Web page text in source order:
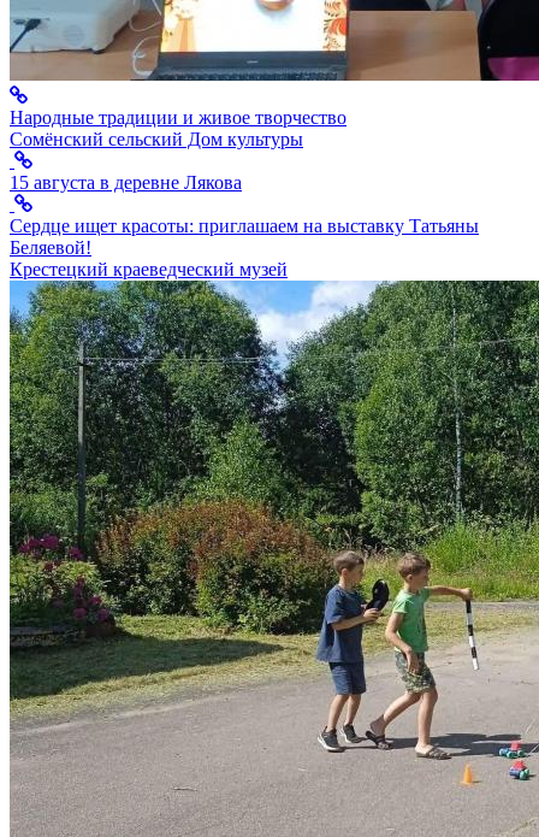
Народные традиции и живое творчество
Сомёнский сельский Дом культуры
15 августа в деревне Лякова
Сердце ищет красоты: приглашаем на выставку Татьяны
Беляевой!
Крестецкий краеведческий музей